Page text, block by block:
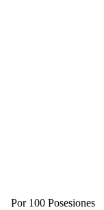
Por 100 Posesiones